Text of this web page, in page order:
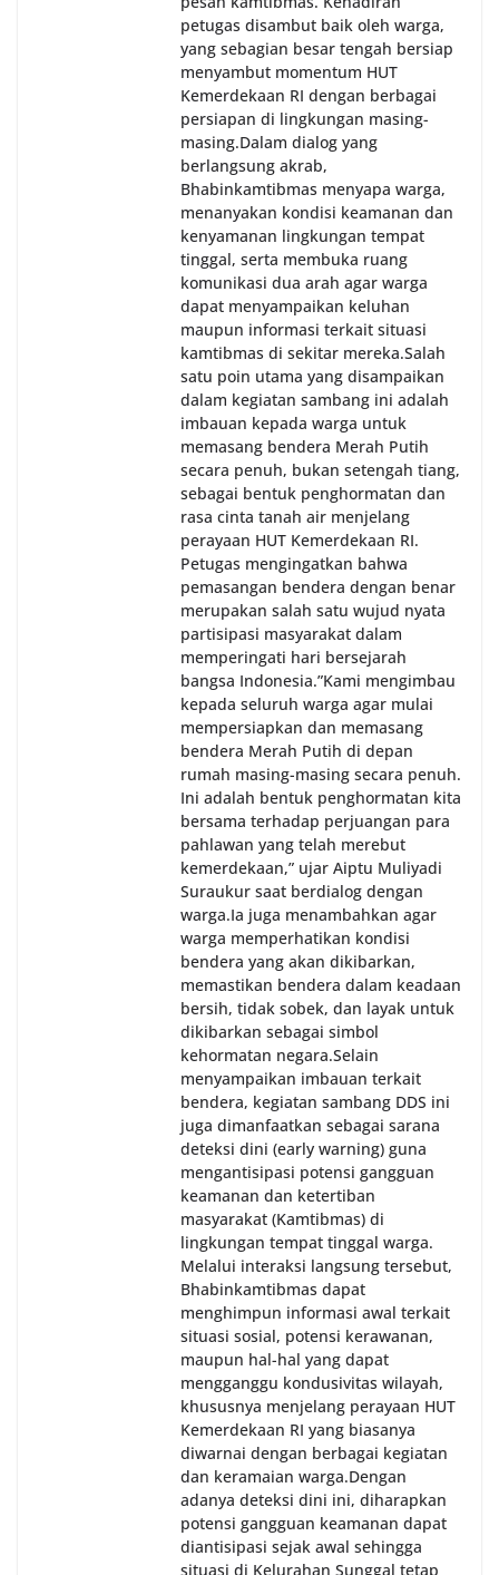
petugas disambut baik oleh warga,
yang sebagian besar tengah bersiap
menyambut momentum HUT
Kemerdekaan RI dengan berbagai
persiapan di lingkungan masing-
masing.‎Dalam dialog yang
berlangsung akrab,
Bhabinkamtibmas menyapa warga,
menanyakan kondisi keamanan dan
kenyamanan lingkungan tempat
tinggal, serta membuka ruang
komunikasi dua arah agar warga
dapat menyampaikan keluhan
maupun informasi terkait situasi
kamtibmas di sekitar mereka.‎‎‎Salah
satu poin utama yang disampaikan
dalam kegiatan sambang ini adalah
imbauan kepada warga untuk
memasang bendera Merah Putih
secara penuh, bukan setengah tiang,
sebagai bentuk penghormatan dan
rasa cinta tanah air menjelang
perayaan HUT Kemerdekaan RI.
Petugas mengingatkan bahwa
pemasangan bendera dengan benar
merupakan salah satu wujud nyata
partisipasi masyarakat dalam
memperingati hari bersejarah
bangsa Indonesia.‎‎”Kami mengimbau
kepada seluruh warga agar mulai
mempersiapkan dan memasang
bendera Merah Putih di depan
rumah masing-masing secara penuh.
Ini adalah bentuk penghormatan kita
bersama terhadap perjuangan para
pahlawan yang telah merebut
kemerdekaan,” ujar Aiptu Muliyadi
Suraukur saat berdialog dengan
warga.‎‎Ia juga menambahkan agar
warga memperhatikan kondisi
bendera yang akan dikibarkan,
memastikan bendera dalam keadaan
bersih, tidak sobek, dan layak untuk
dikibarkan sebagai simbol
kehormatan negara.‎‎‎Selain
menyampaikan imbauan terkait
bendera, kegiatan sambang DDS ini
juga dimanfaatkan sebagai sarana
deteksi dini (early warning) guna
mengantisipasi potensi gangguan
keamanan dan ketertiban
masyarakat (Kamtibmas) di
lingkungan tempat tinggal warga.
Melalui interaksi langsung tersebut,
Bhabinkamtibmas dapat
menghimpun informasi awal terkait
situasi sosial, potensi kerawanan,
maupun hal-hal yang dapat
mengganggu kondusivitas wilayah,
khususnya menjelang perayaan HUT
Kemerdekaan RI yang biasanya
diwarnai dengan berbagai kegiatan
dan keramaian warga.‎‎Dengan
adanya deteksi dini ini, diharapkan
potensi gangguan keamanan dapat
diantisipasi sejak awal sehingga
situasi di Kelurahan Sunggal tetap